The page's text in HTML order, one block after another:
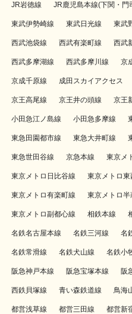
JR岩徳線 JR鹿児島本線(下関・門
東武伊勢崎線 東武日光線 東武
西武池袋線 西武有楽町線 西武
西武多摩湖線 西武多摩川線 京
京成千原線 成田スカイアクセス
京王高尾線 京王井の頭線 京王
小田急江ノ島線 小田急多摩線
東急田園都市線 東急大井町線
東急世田谷線 京急本線 東京メ
東京メトロ日比谷線 東京メトロ東
東京メトロ有楽町線 東京メトロ半
東京メトロ副都心線 相鉄本線
名鉄名古屋本線 名鉄三河線 名
名鉄常滑線 名鉄犬山線 名鉄小
阪急神戸本線 阪急宝塚本線 阪
西鉄貝塚線 青い森鉄道線 鳥海
都営浅草線 都営三田線 都営新